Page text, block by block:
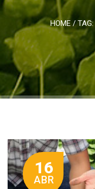
HOME / TAG:
16
ABR